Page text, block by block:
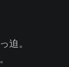
迫。